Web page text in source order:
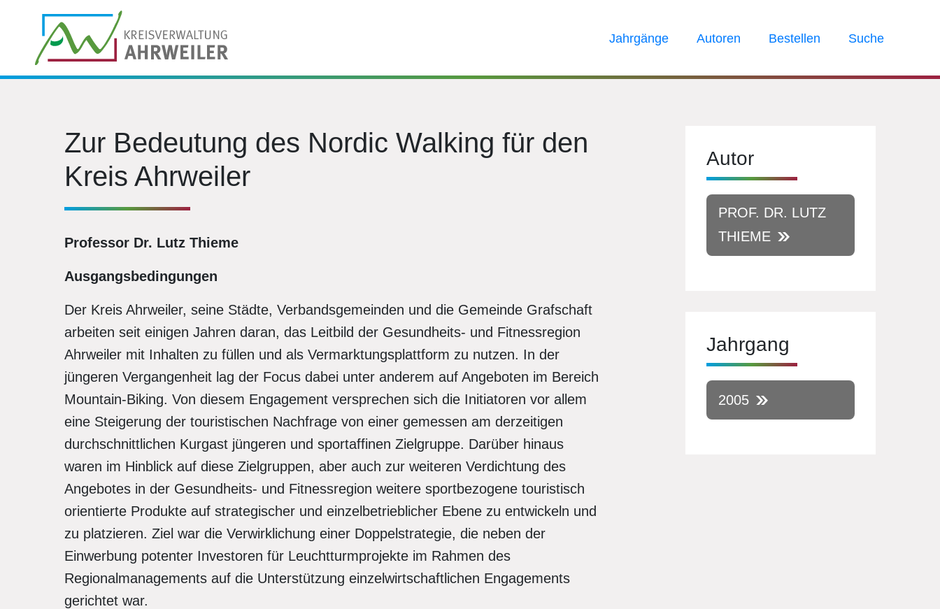
Jahrgänge Autoren Bestellen Suche
Zur Bedeutung des Nordic Walking für den
Kreis Ahrweiler
Professor Dr. Lutz Thieme
Ausgangsbedingungen
Der Kreis Ahrweiler, seine Städte, Verbandsgemeinden und die Gemeinde Grafschaft
arbeiten seit einigen Jahren daran, das Leitbild der Gesundheits- und Fitnessregion
Ahrweiler mit Inhalten zu füllen und als Vermarktungsplattform zu nutzen. In der
jüngeren Vergangenheit lag der Focus dabei unter anderem auf Angeboten im Bereich
Mountain-Biking. Von diesem Engagement versprechen sich die Initiatoren vor allem
eine Steigerung der touristischen Nachfrage von einer gemessen am derzeitigen
durchschnittlichen Kurgast jüngeren und sportaffinen Zielgruppe. Darüber hinaus
waren im Hinblick auf diese Zielgruppen, aber auch zur weiteren Verdichtung des
Angebotes in der Gesundheits- und Fitnessregion weitere sportbezogene touristisch
orientierte Produkte auf strategischer und einzelbetrieblicher Ebene zu entwickeln und
zu platzieren. Ziel war die Verwirklichung einer Doppelstrategie, die neben der
Einwerbung potenter Investoren für Leuchtturmprojekte im Rahmen des
Regionalmanagements auf die Unterstützung einzelwirtschaftlichen Engagements
gerichtet war.
Autor
PROF. DR. LUTZ
THIEME
Jahrgang
2005